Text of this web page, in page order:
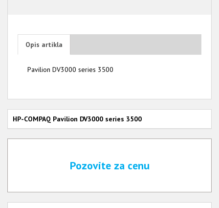
Opis artikla
Pavilion DV3000 series 3500
HP-COMPAQ Pavilion DV3000 series 3500
Pozovite za cenu